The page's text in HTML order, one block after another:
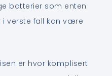
batterier som enten
i verste fall kan være
er hvor komplisert